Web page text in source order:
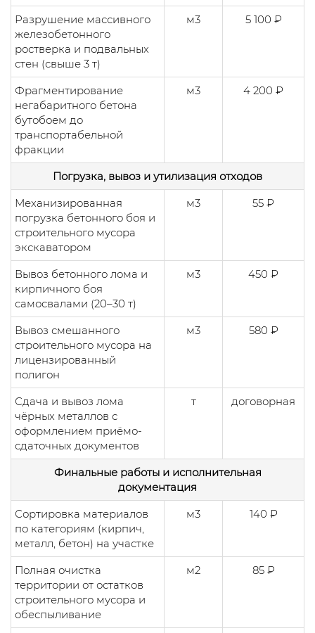
Разрушение массивного
железобетонного
ростверка и подвальных
стен (свыше 3 т)
м3 5 100 ₽
Фрагментирование
негабаритного бетона
бутобоем до
транспортабельной
фракции
м3 4 200 ₽
Погрузка, вывоз и утилизация отходов
Механизированная
погрузка бетонного боя и
строительного мусора
экскаватором
м3 55 ₽
Вывоз бетонного лома и
кирпичного боя
самосвалами (20–30 т)
м3 450 ₽
Вывоз смешанного
строительного мусора на
лицензированный
полигон
м3 580 ₽
Сдача и вывоз лома
чёрных металлов с
оформлением приёмо-
сдаточных документов
т договорная
Финальные работы и исполнительная
документация
Сортировка материалов
по категориям (кирпич,
металл, бетон) на участке
м3 140 ₽
Полная очистка
территории от остатков
строительного мусора и
обеспыливание
м2 85 ₽